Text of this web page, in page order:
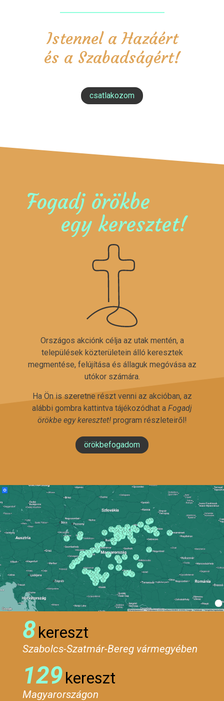
Istennel a Hazáért
és a Szabadságért!
csatlakozom
Fogadj örökbe
egy keresztet!
Országos akciónk célja az utak mentén, a
települések közterületein álló keresztek
megmentése, felújítása és állaguk megóvása az
utókor számára.
Ha Ön is szeretne részt venni az akcióban, az
alábbi gombra kattintva tájékozódhat a Fogadj
örökbe egy keresztet!program részleteiről!
örökbefogadom
8kereszt
Szabolcs-Szatmár-Bereg vármegyében
129kereszt
Magyarországon